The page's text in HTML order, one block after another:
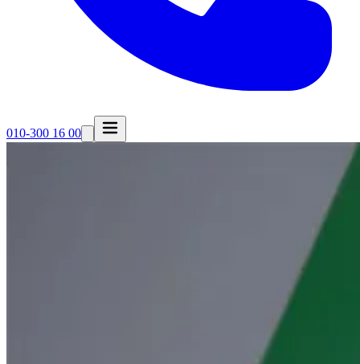
010-300 16 00